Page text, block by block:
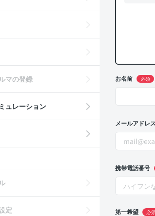
お名前 必須
メールアドレス
携帯電話番号
第一希望 必
マの登録
ュレーション
定